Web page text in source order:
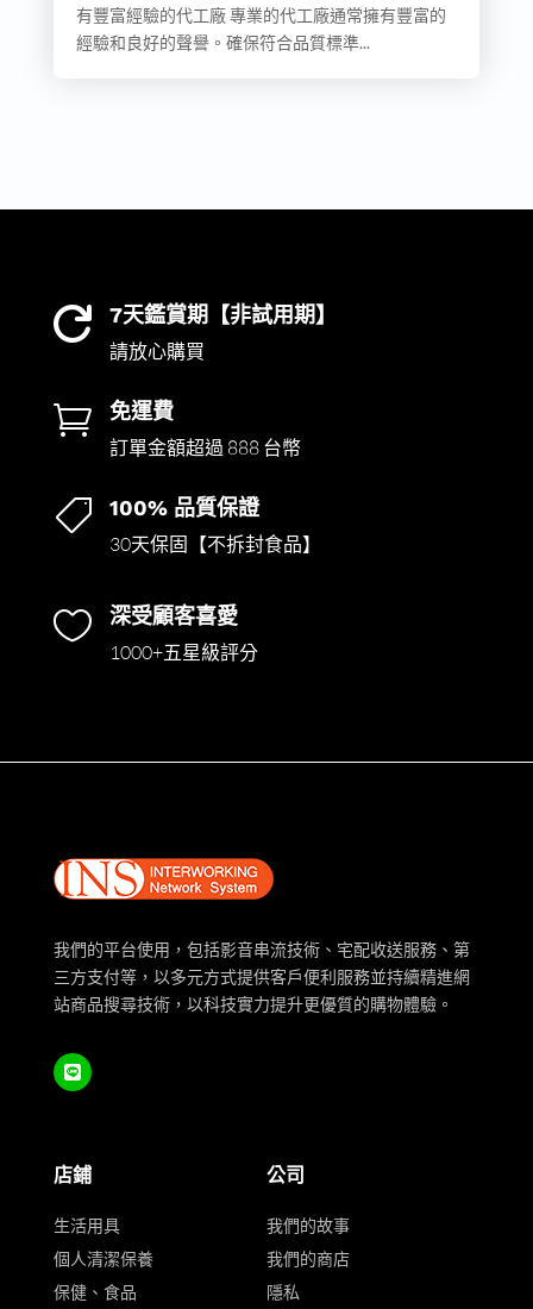
有豐富經驗的代工廠 專業的代工廠通常擁有豐富的
經驗和良好的聲譽。確保符合品質標準...
 7天鑑賞期【非試用期】
請放心購買
 免運費
訂單金額超過 888 台幣
 100% 品質保證
30天保固【不拆封食品】
 深受顧客喜愛
1000+五星級評分
我們的平台使用，包括影音串流技術、宅配收送服務、第
三方支付等，以多元方式提供客戶便利服務並持續精進網
站商品搜尋技術，以科技實力提升更優質的購物體驗。
店鋪
生活用具
個人清潔保養
保健、食品
公司
我們的故事
我們的商店
隱私